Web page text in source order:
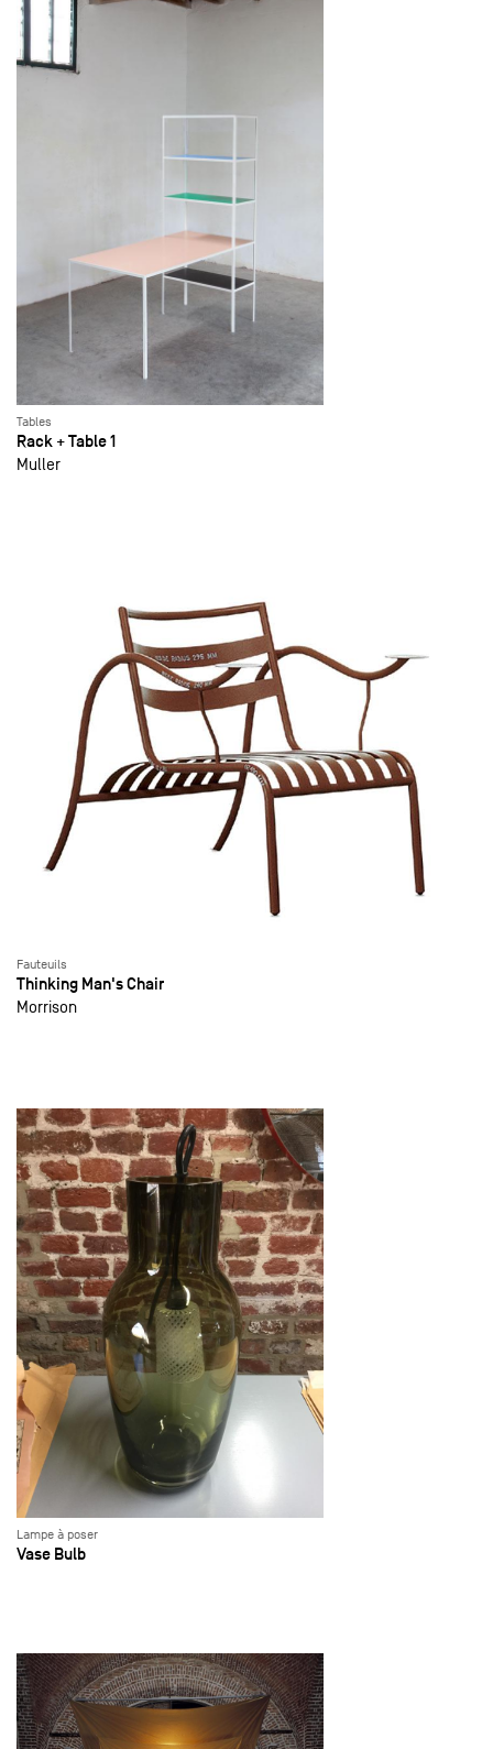
Tables
Rack + Table 1
Muller
Fauteuils
Thinking Man's Chair
Morrison
Lampe à poser
Vase Bulb